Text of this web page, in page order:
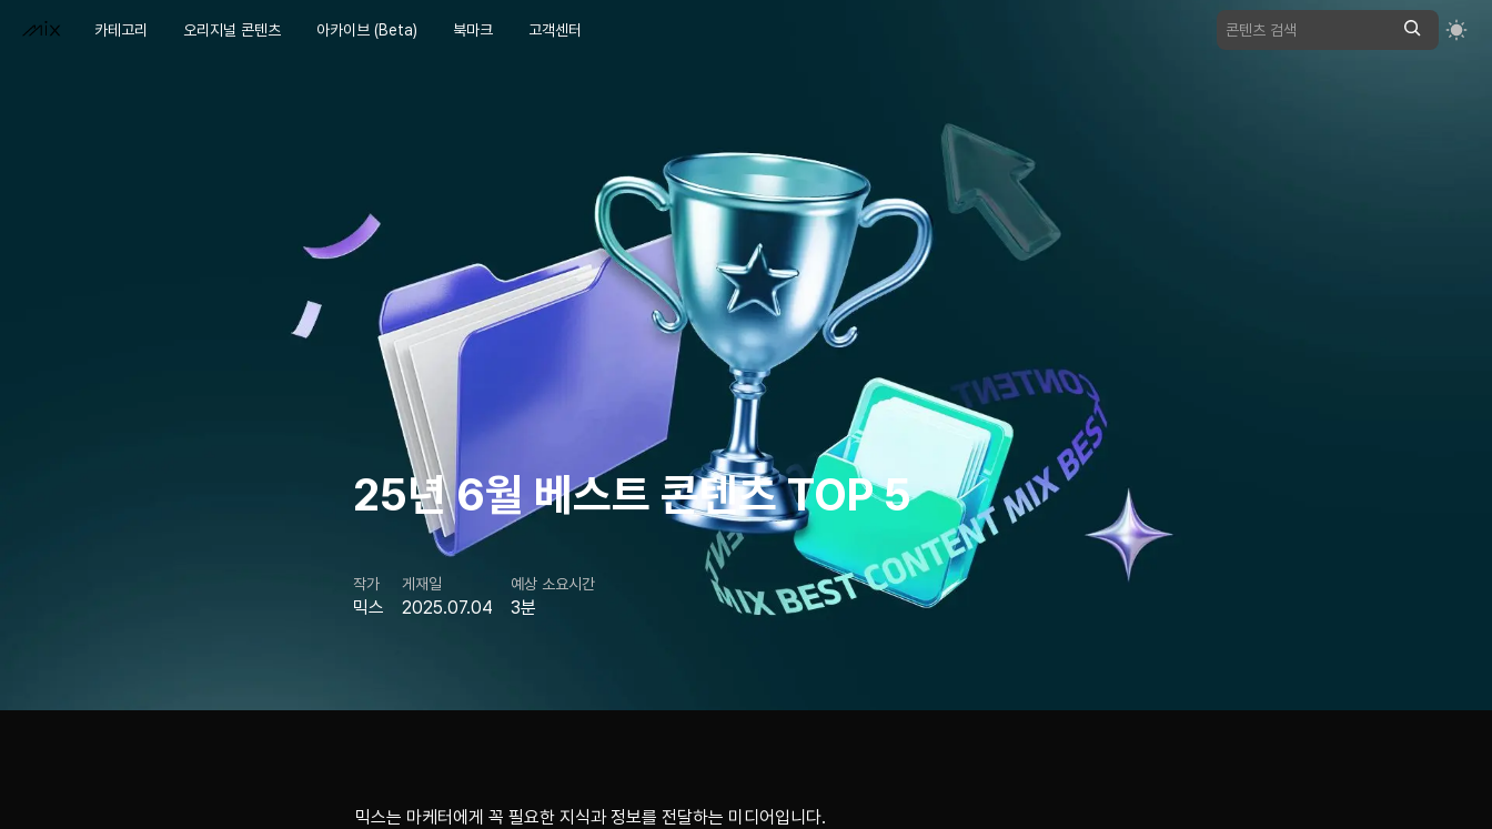
카테고리 오리지널 콘텐츠 아카이브 (Beta) 북마크 고객센터
25년 6월 베스트 콘텐츠 TOP 5
작가
믹스
게재일
2025.07.04
예상 소요시간
3분
믹스는 마케터에게 꼭 필요한 지식과 정보를 전달하는 미디어입니다.